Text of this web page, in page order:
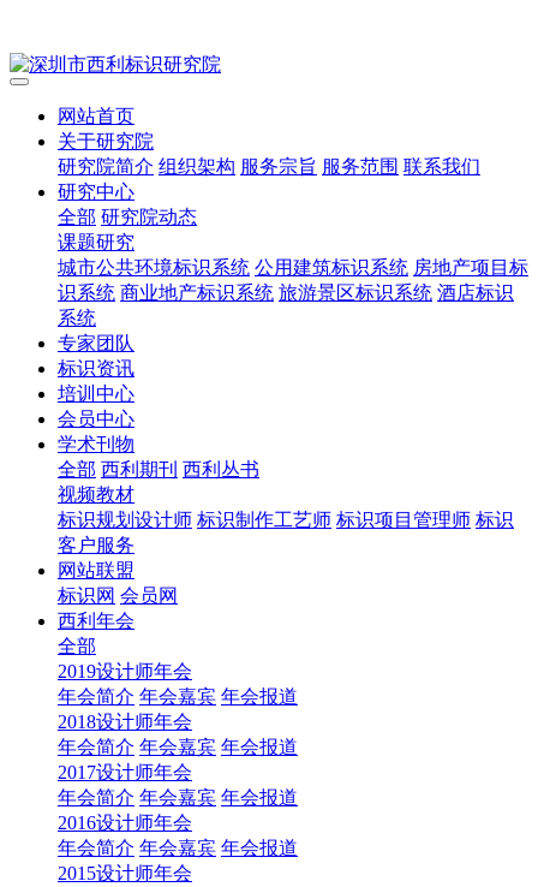
网站首页
关于研究院
研究院简介 组织架构 服务宗旨 服务范围 联系我们
研究中心
全部 研究院动态
课题研究
城市公共环境标识系统 公用建筑标识系统 房地产项目标
识系统 商业地产标识系统 旅游景区标识系统 酒店标识
系统
专家团队
标识资讯
培训中心
会员中心
学术刊物
全部 西利期刊 西利丛书
视频教材
标识规划设计师 标识制作工艺师 标识项目管理师 标识
客户服务
网站联盟
标识网 会员网
西利年会
全部
2019设计师年会
年会简介 年会嘉宾 年会报道
2018设计师年会
年会简介 年会嘉宾 年会报道
2017设计师年会
年会简介 年会嘉宾 年会报道
2016设计师年会
年会简介 年会嘉宾 年会报道
2015设计师年会